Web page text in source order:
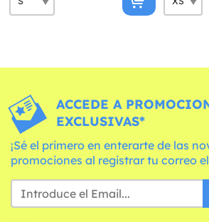
ACCEDE A
EXCLUSIVAS*
¡Sé el primero en enterarte de las
promociones al registrar tu correo